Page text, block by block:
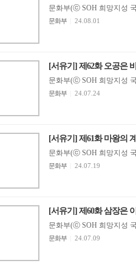
문화부(ⓒ SOH 희망지성
문화부 24.08.01
[서유기] 제62화 오공은
문화부(ⓒ SOH 희망지성
문화부 24.07.24
[서유기] 제61화 마왕의
문화부(ⓒ SOH 희망지성
문화부 24.07.19
[서유기] 제60화 삼장은
문화부(ⓒ SOH 희망지성
문화부 24.07.09